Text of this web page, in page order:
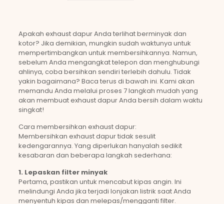
Apakah exhaust dapur Anda terlihat berminyak dan
kotor? Jika demikian, mungkin sudah waktunya untuk
mempertimbangkan untuk membersihkannya. Namun,
sebelum Anda mengangkat telepon dan menghubungi
ahlinya, coba bersihkan sendiri terlebih dahulu. Tidak
yakin bagaimana? Baca terus di bawah ini. Kami akan
memandu Anda melalui proses 7 langkah mudah yang
akan membuat exhaust dapur Anda bersih dalam waktu
singkat!
Cara membersihkan exhaust dapur:
Membersihkan exhaust dapur tidak sesulit
kedengarannya. Yang diperlukan hanyalah sedikit
kesabaran dan beberapa langkah sederhana:
1. Lepaskan filter minyak
Pertama, pastikan untuk mencabut kipas angin. Ini
melindungi Anda jika terjadi lonjakan listrik saat Anda
menyentuh kipas dan melepas/mengganti filter.